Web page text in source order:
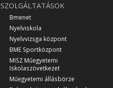
SZOLGÁLTATÁSOK
Bmenet
Nyelviskola
Nyelvvizsga központ
BME Sportközpont
MISZ Műegyetemi
Iskolaszövetkezet
Műegyetemi állásbörze